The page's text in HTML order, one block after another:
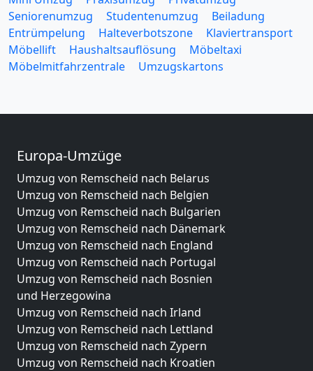
Seniorenumzug
Studentenumzug
Beiladung
Entrümpelung
Halteverbotszone
Klaviertransport
Möbellift
Haushaltsauflösung
Möbeltaxi
Möbelmitfahrzentrale
Umzugskartons
Europa-Umzüge
Umzug von Remscheid nach Belarus
Umzug von Remscheid nach Belgien
Umzug von Remscheid nach Bulgarien
Umzug von Remscheid nach Dänemark
Umzug von Remscheid nach England
Umzug von Remscheid nach Portugal
Umzug von Remscheid nach Bosnien
und Herzegowina
Umzug von Remscheid nach Irland
Umzug von Remscheid nach Lettland
Umzug von Remscheid nach Zypern
Umzug von Remscheid nach Kroatien